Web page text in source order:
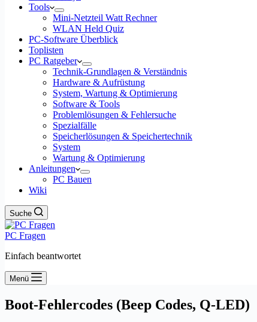
Tools
Mini-Netzteil Watt Rechner
WLAN Held Quiz
PC-Software Überblick
Toplisten
PC Ratgeber
Technik-Grundlagen & Verständnis
Hardware & Aufrüstung
System, Wartung & Optimierung
Software & Tools
Problemlösungen & Fehlersuche
Spezialfälle
Speicherlösungen & Speichertechnik
System
Wartung & Optimierung
Anleitungen
PC Bauen
Wiki
Suche
PC Fragen
Einfach beantwortet
Menü
Boot-Fehlercodes (Beep Codes, Q-LED)